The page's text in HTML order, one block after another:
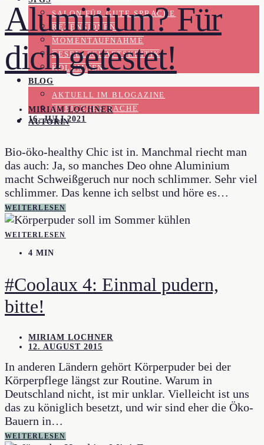
SALON FÜR GUTE SPRACHE
REZENSIONEN
MOMENTAUFNAHME
GESELLSCHAFTSKRITIK
KOLUMNEN
BLOG
AKTUELL IM BLOGAZINE
IN EIGENER SACHE
AUTORIN
Aluminium? Für
dich getestet!
MIRIAM LOCHNER
16. JULI 2021
Bio-öko-healthy Chic ist in. Manchmal riecht man
das auch: Ja, so manches Deo ohne Aluminium
macht Schweißgeruch nur noch schlimmer. Sehr viel
schlimmer. Das kenne ich selbst und höre es…
WEITERLESEN
WEITERLESEN
4 MIN
#Coolaux 4: Einmal pudern,
bitte!
MIRIAM LOCHNER
12. AUGUST 2015
In anderen Ländern gehört Körperpuder bei der
Körperpflege längst zur Routine. Warum in
Deutschland nicht, ist mir unklar. Vielleicht ist uns
das zu königlich besetzt, und wir sind eher die Öko-
Bauern in…
WEITERLESEN